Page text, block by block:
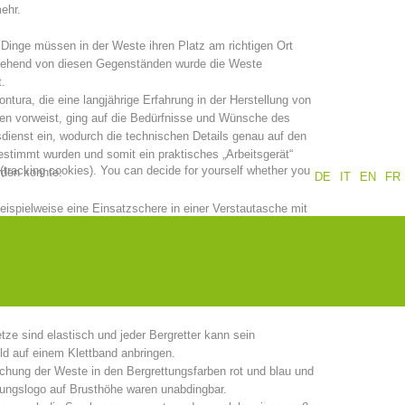
Prevention The PEER Group
müssen in der Weste ihren Platz am richtigen Ort
von diesen Gegenständen wurde die Weste
die eine langjährige Erfahrung in der Herstellung von
vorweist, ging auf die Bedürfnisse und Wünsche des
ein, wodurch die technischen Details genau auf den
wurden und somit ein praktisches „Arbeitsgerät“
konnte.
eine Einsatzschere in einer Verstautasche mit
sind elastisch und jeder Bergretter kann sein
auf einem Klettband anbringen.
der Weste in den Bergrettungsfarben rot und blau und
auf Brusthöhe waren unabdingbar.
DE
IT EN FR
cookies). You can decide for yourself whether you